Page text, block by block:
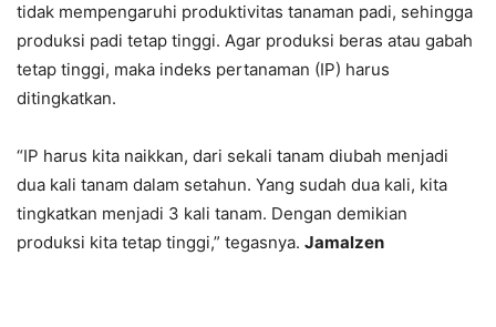
tidak mempengaruhi produktivitas tanaman padi, sehingga
produksi padi tetap tinggi. Agar produksi beras atau gabah
tetap tinggi, maka indeks pertanaman (IP) harus
ditingkatkan.
“IP harus kita naikkan, dari sekali tanam diubah menjadi
dua kali tanam dalam setahun. Yang sudah dua kali, kita
tingkatkan menjadi 3 kali tanam. Dengan demikian
produksi kita tetap tinggi,” tegasnya. Jamalzen